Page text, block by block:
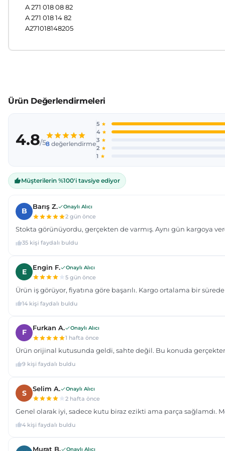
A 271 018 08 82
A 271 018 14 82
A271018148205
Ürün açıklamasında eksik bilgiler bulunuyor.
Ürün bilgilerinde hatalar bulunuyor.
Ürün fiyatı diğer sitelerden daha pahalı.
Bu ürüne benzer farklı alternatifler olmalı.